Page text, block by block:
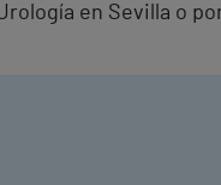
en Sevilla o